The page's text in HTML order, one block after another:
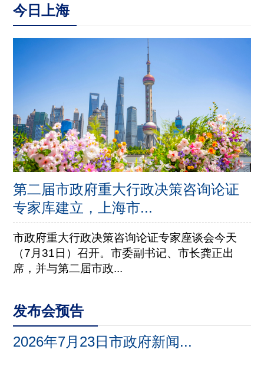
今日上海
第二届市政府重大行政决策咨询论证
专家库建立，上海市...
市政府重大行政决策咨询论证专家座谈会今天
（7月31日）召开。市委副书记、市长龚正出
席，并与第二届市政...
发布会预告
2026年7月23日市政府新闻...